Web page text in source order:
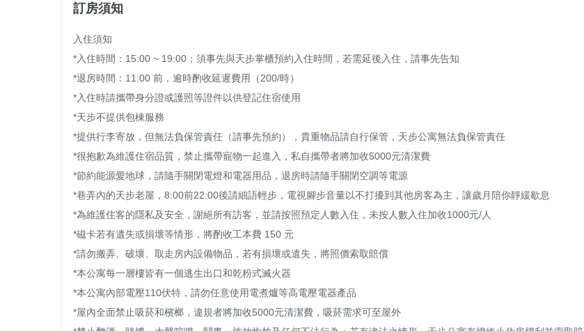
訂房須知
入住須知
*入住時間：15:00 ~ 19:00；須事先與天步掌櫃預約入住時間，若需延後入住，請事先告知
*退房時間：11:00 前，逾時酌收延遲費用（200/時）
*入住時請攜帶身分證或護照等證件以供登記住宿使用
*天步不提供包棟服務
*提供行李寄放，但無法負保管責任（請事先預約），貴重物品請自行保管，天步公寓無法負保管責任
*很抱歉為維護住宿品質，禁止攜帶寵物一起進入，私自攜帶者將加收5000元清潔費
*節約能源愛地球，請隨手關閉電燈和電器用品，退房時請隨手關閉空調等電源
*巷弄內的天步老屋，8:00前22:00後請細語輕步，電視腳步音量以不打擾到其他房客為主，讓歲月陪你靜緩歇息
*為維護住客的隱私及安全，謝絕所有訪客，並請按照預定人數入住，未按人數入住加收1000元/人
*磁卡若有遺失或損壞等情形，將酌收工本費 150 元
*請勿搬弄、破壞、取走房內設備物品，若有損壞或遺失，將照價索取賠償
*本公寓每一層樓皆有一個逃生出口和乾粉式滅火器
*本公寓內部電壓110伏特，請勿任意使用電煮爐等高電壓電器產品
*屋內全面禁止吸菸和檳榔，違規者將加收5000元清潔費，吸菸需求可至屋外